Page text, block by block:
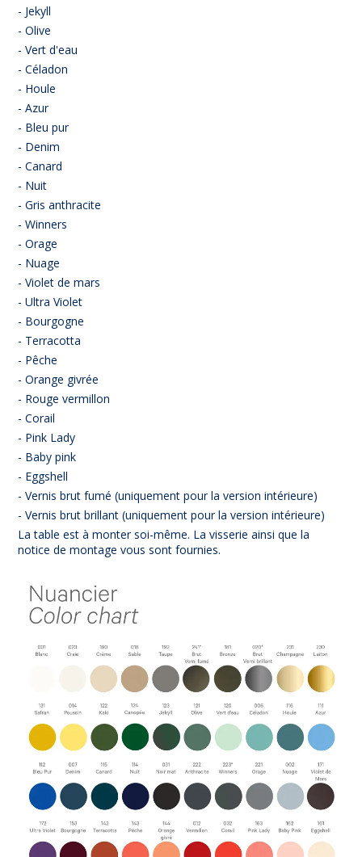
- Jekyll
- Olive
- Vert d'eau
- Céladon
- Houle
- Azur
- Bleu pur
- Denim
- Canard
- Nuit
- Gris anthracite
- Winners
- Orage
- Nuage
- Violet de mars
- Ultra Violet
- Bourgogne
- Terracotta
- Pêche
- Orange givrée
- Rouge vermillon
- Corail
- Pink Lady
- Baby pink
- Eggshell
- Vernis brut fumé (uniquement pour la version intérieure)
- Vernis brut brillant (uniquement pour la version intérieure)
La table est à monter soi-même. La visserie ainsi que la
notice de montage vous sont fournies.